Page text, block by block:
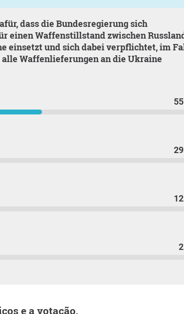
einen Waffenstillstand zwischen
einsetzt und sich dabei verpflichtet, im
Waffenlieferungen an die Ukraine
e a votação.